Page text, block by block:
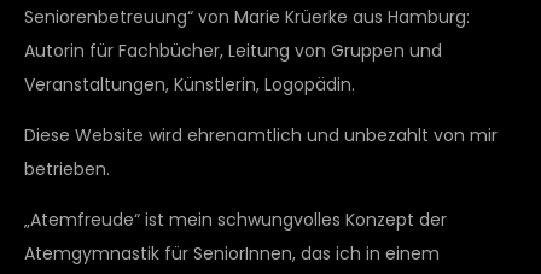
Seniorenbetreuung“ von Marie Krüerke aus Hamburg:
Autorin für Fachbücher, Leitung von Gruppen und
Veranstaltungen, Künstlerin, Logopädin.
Diese Website wird ehrenamtlich und unbezahlt von mir
betrieben.
„Atemfreude“ ist mein schwungvolles Konzept der
Atemgymnastik für SeniorInnen, das ich in einem